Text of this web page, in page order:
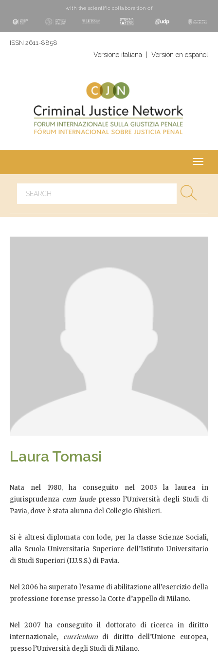
with the scientific collaboration of
ISSN 2611-8858
Versione italiana Versión en español
Laura Tomasi
Nata nel 1980, ha conseguito nel 2003 la laurea in
giurisprudenza cum laude presso l’Università degli Studi di
Pavia, dove è stata alunna del Collegio Ghislieri.
Si è altresì diplomata con lode, per la classe Scienze Sociali,
alla Scuola Universitaria Superiore dell’Istituto Universitario
di Studi Superiori (I.U.S.S.) di Pavia.
Nel 2006 ha superato l’esame di abilitazione all’esercizio della
professione forense presso la Corte d’appello di Milano.
Nel 2007 ha conseguito il dottorato di ricerca in diritto
internazionale, curriculum di diritto dell’Unione europea,
presso l’Università degli Studi di Milano.